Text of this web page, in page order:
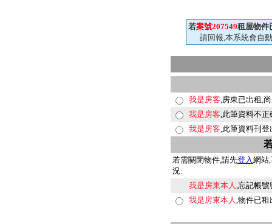
若案號207549租屋物件
請回報,本系統會自
我是房客,房東已出租,
我是房客,此筆資料不
我是房客,此筆資料刊
若需關閉物件,請先登入網站
況:
我是房東本人,忘記帳號
我是房東本人,物件已租